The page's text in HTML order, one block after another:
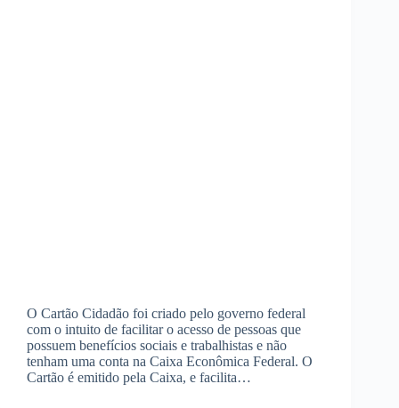
O Cartão Cidadão foi criado pelo governo federal
com o intuito de facilitar o acesso de pessoas que
possuem benefícios sociais e trabalhistas e não
tenham uma conta na Caixa Econômica Federal. O
Cartão é emitido pela Caixa, e facilita…